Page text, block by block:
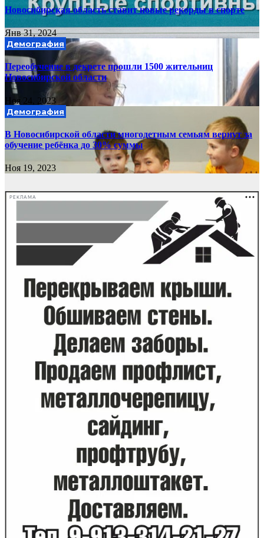
Новосибирская область ставит новые рекорды в спорте
Янв 31, 2024
Демография
Переобучение в декрете прошли 1500 жительниц
Новосибирской области
Ноя 24, 2023
Демография
В Новосибирской области многодетным семьям вернут за
обучение ребёнка до 30% суммы
Ноя 19, 2023
РЕКЛАМА